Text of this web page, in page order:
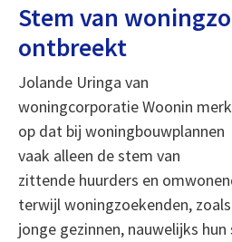
Stem van
ontbreekt
Jolande Uringa van
woningcorporatie Woonin
op dat bij woningbouwplannen
vaak alleen de stem van
zittende huurders en
terwijl woningzoekenden,
jonge gezinnen, nauwelijks